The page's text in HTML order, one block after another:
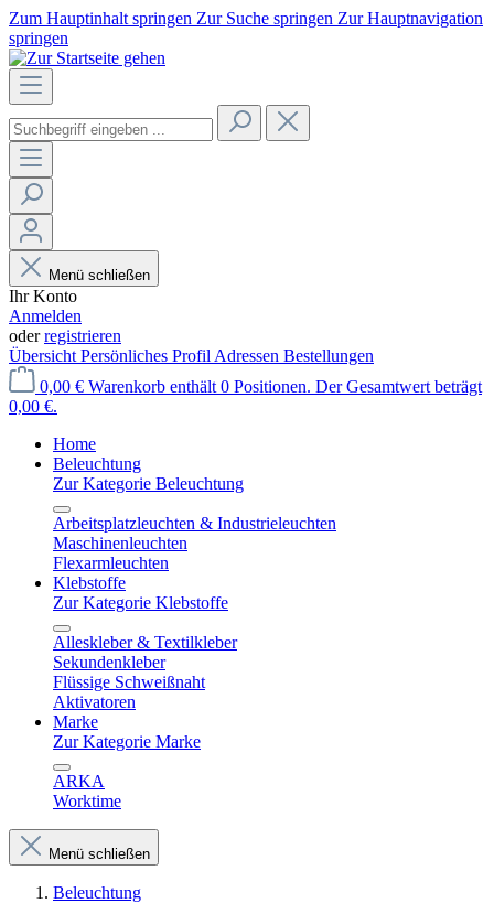
Zum Hauptinhalt springen Zur Suche springen Zur Hauptnavigation
springen
Menü schließen
Ihr Konto
Anmelden
oderregistrieren
Übersicht Persönliches Profil Adressen Bestellungen
0,00 € Warenkorb enthält 0 Positionen. Der Gesamtwert beträgt
0,00 €.
Home
Beleuchtung
Zur Kategorie Beleuchtung
Arbeitsplatzleuchten & Industrieleuchten
Maschinenleuchten
Flexarmleuchten
Klebstoffe
Zur Kategorie Klebstoffe
Alleskleber & Textilkleber
Sekundenkleber
Flüssige Schweißnaht
Aktivatoren
Marke
Zur Kategorie Marke
ARKA
Worktime
Menü schließen
Beleuchtung